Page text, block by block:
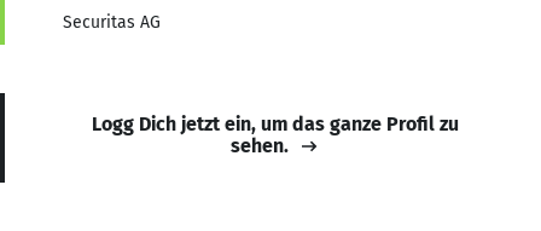
Securitas AG
Logg Dich jetzt ein, um das ganze Profil zu
sehen.